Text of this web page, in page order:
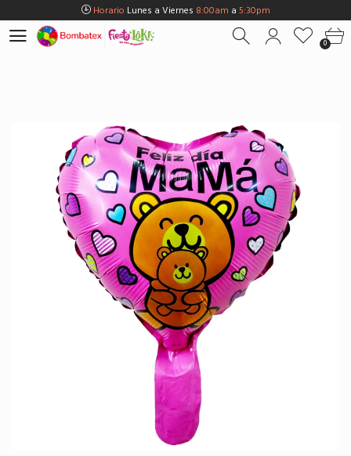
Horario Lunes a Viernes 8:00am a 5:30pm
HorarioSábados
5:00pm
HorarioDomingos y Fest.9:00ama3:00pm
0